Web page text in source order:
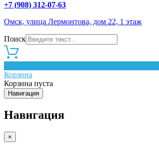
+7 (908) 312-07-63
Омск, улица Лермонтова, дом 22, 1 этаж
Поиск
Корзина
Корзина пуста
Навигация
Навигация
×